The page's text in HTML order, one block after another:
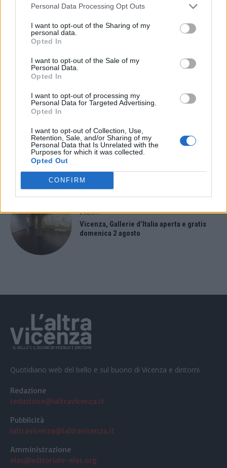
Personal Data Processing Opt Outs
I want to opt-out of the Sharing of my
personal data.
Opted In
I want to opt-out of the Sale of my
Personal Data.
Opted In
I want to opt-out of processing my
Personal Data for Targeted Advertising.
Opted In
I want to opt-out of Collection, Use,
Retention, Sale, and/or Sharing of my
Personal Data that Is Unrelated with the
Purposes for which it was collected.
Opted Out
CONFIRM
Italy, sulla strada del sogno”
EVENTI
“Teatro in casa”: il 5 agosto il primo
EVENTI
Salotti Urbani 2026 al Bixio di Vicenza:
EVENTI
Vicenza, Gallerie d’Italia aperta e gratis
domenica 2 agosto
Quotidiano web del bello e sul buono di Vicenza e dintorni
Redazione
redazione@laltravicenza.it
Pubblicità
laltravicenza@laltravicenza.it
Amministrazione
elas@editoriale-elas.org